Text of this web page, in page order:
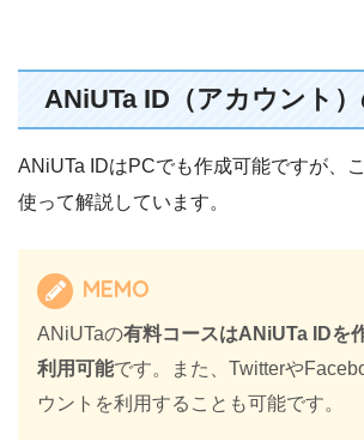
ANiUTa ID（アカウント
ANiUTa IDはPCでも作成可能ですが、
使って解説しています。
MEMO
ANiUTaの有料コースはANiUTa IDを
利用可能です。また、Twitterや
ウントを利用することも可能です。